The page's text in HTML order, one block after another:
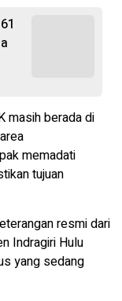
masih berada di
memadati
tujuan
resmi dari
Indragiri Hulu
yang sedang